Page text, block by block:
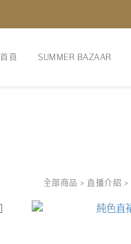
首頁 SUMMER BAZAAR
全部商品 > 直播介紹 >